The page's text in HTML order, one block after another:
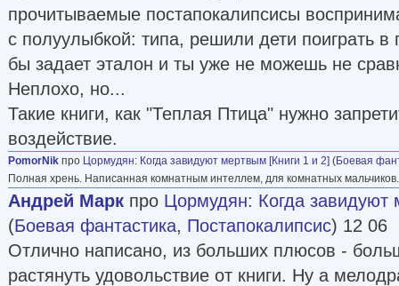
прочитываемые постапокалипсисы
с полуулыбкой: типа, решили дети поиграть в
бы задает эталон и ты уже не можешь не
Неплохо, но...
Такие книги, как "Теплая Птица" нужно
воздействие.
PomorNik про Цормудян: Когда завидуют мертвым [Книги 1 и 2] (Боевая
Полная хрень. Написанная комнатным интеллем, для комнатных мальчиков.
Андрей Марк про Цормудян: Когда
(Боевая фантастика, Постапокалипсис) 12 06
Отлично написано, из больших плюсов -
растянуть удовольствие от книги. Ну а